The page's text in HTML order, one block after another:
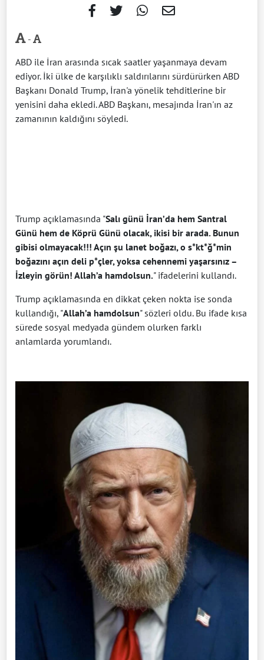
-
ABD ile İran arasında sıcak saatler yaşanmaya devam
ediyor. İki ülke de karşılıklı saldırılarını sürdürürken ABD
Başkanı Donald Trump, İran'a yönelik tehditlerine bir
yenisini daha ekledi. ABD Başkanı, mesajında İran'ın az
zamanının kaldığını söyledi.
Trump açıklamasında "Salı günü İran’da hem Santral
Günü hem de Köprü Günü olacak, ikisi bir arada. Bunun
gibisi olmayacak!!! Açın şu lanet boğazı, o s*kt*ğ*min
boğazını açın deli p*çler, yoksa cehennemi yaşarsınız –
İzleyin görün! Allah’a hamdolsun." ifadelerini kullandı.
Trump açıklamasında en dikkat çeken nokta ise sonda
kullandığı, "Allah’a hamdolsun" sözleri oldu. Bu ifade kısa
sürede sosyal medyada gündem olurken farklı
anlamlarda yorumlandı.